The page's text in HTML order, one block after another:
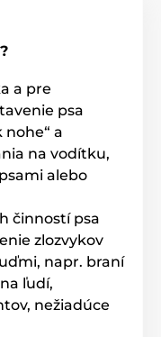
je možné
mini má pevný
nerobí jeho
drží na krku.
až do 70 cm.
vysoký 13,3 cm,
gramov.
3,1 cm hlboký
a pre
psa
nohe“ a
na vodítku,
alebo
činností psa
zlozvykov
napr. braní
ľudí,
nežiadúce